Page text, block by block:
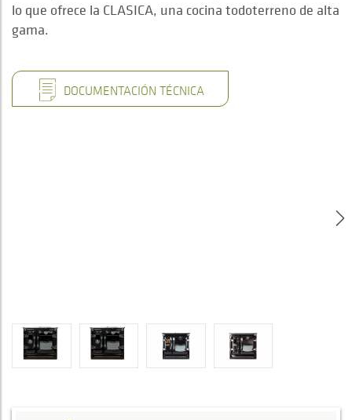
lo que ofrece la CLASICA, una cocina todoterreno de alta
gama.
DOCUMENTACIÓN TÉCNICA